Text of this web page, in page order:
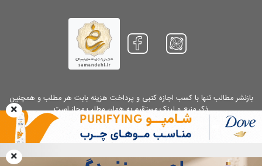
بازنشر مطالب تنها با کسب اجازه کتبی و پرداخت هزینه بابت هر مطلب و همچنین
ذکر منبع و لینک مستقیم به همان مطلب مجاز است
Copyright 2026. Chibepoosham.com . All Rights Reserved